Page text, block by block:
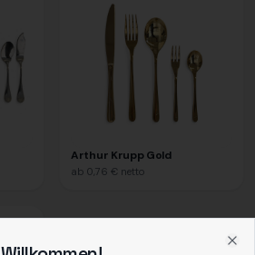
Arthur Krupp Gold
ab 0,76 € netto